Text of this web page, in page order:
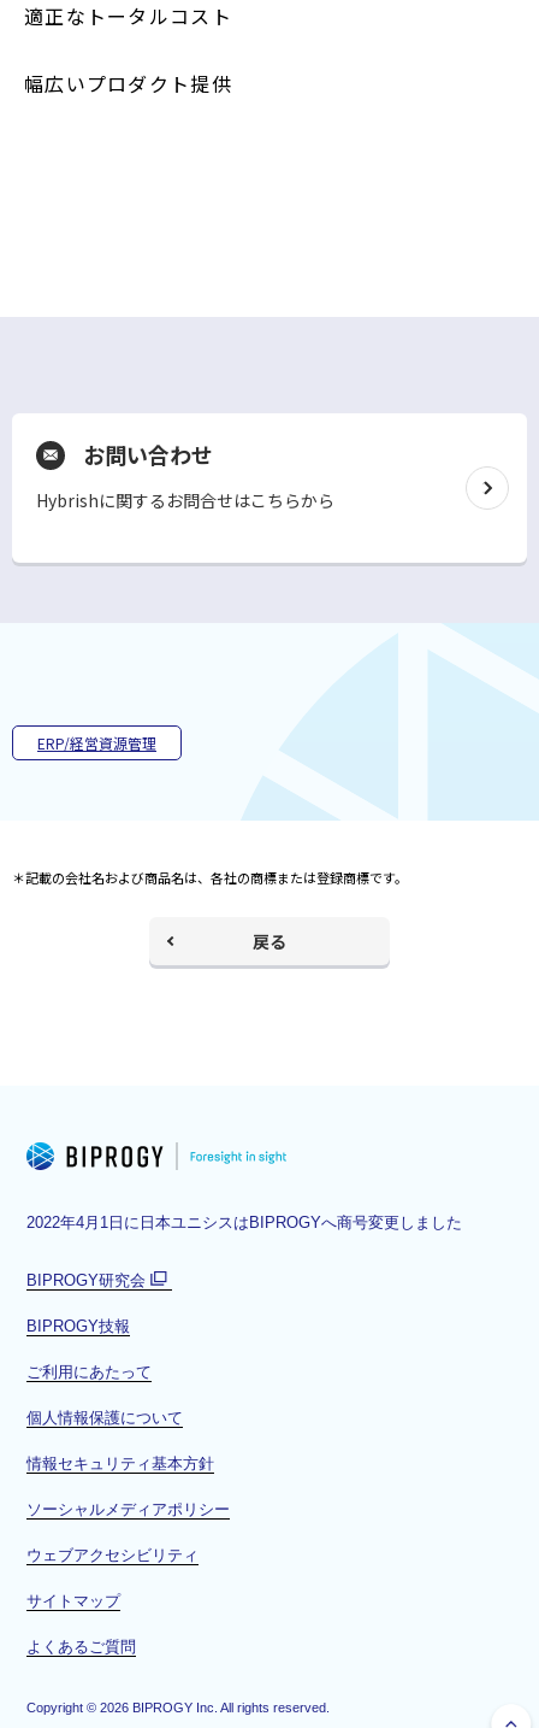
適正なトータルコスト
幅広いプロダクト提供
お問い合わせ
Hybrishに関するお問合せはこちらから
ウ
ERP/経営資源管理
＊記載の会社名および商品名は、各社の商標または登録商標です。
戻る
2022年4月1日に日本ユニシスはBIPROGYへ商号変更しました
BIPROGY研究会
ド
で
く
BIPROGY技報
ご利用にあたって
個人情報保護について
情報セキュリティ基本方針
ソーシャルメディアポリシー
ウェブアクセシビリティ
サイトマップ
よくあるご質問
Copyright ©2026 BIPROGY Inc. All rights reserved.